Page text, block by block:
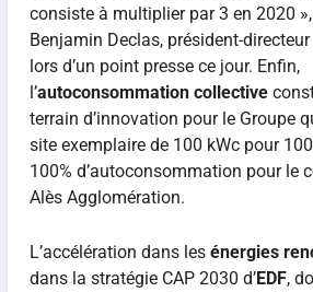
consiste à multiplier par 3 en 2020
Benjamin Declas, président-directeur
lors d’un point presse ce jour. Enfin,
l’autoconsommation collective
terrain d’innovation pour le Groupe
site exemplaire de 100 kWc pour
100% d’autoconsommation pour le
Alès Agglomération.
L’accélération dans lesénergies
dans la stratégie CAP 2030 d’EDF,